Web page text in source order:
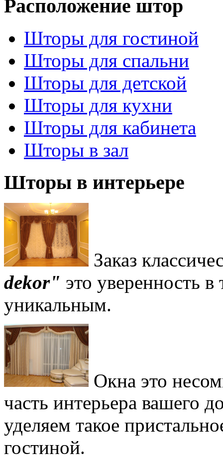
Расположение штор
Шторы для гостиной
Шторы для спальни
Шторы для детской
Шторы для кухни
Шторы для кабинета
Шторы в зал
Шторы в интерьере
Заказ
dekor" это уверенность
уникальным.
Окна это
часть интерьера вашего
уделяем такое
гостиной.